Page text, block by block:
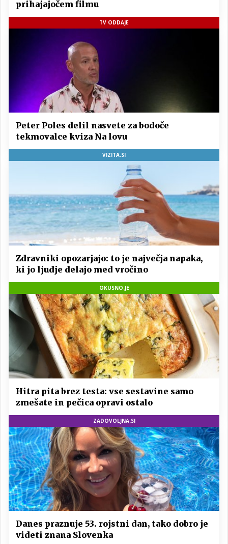
prihajajočem filmu
TV ODDAJE
Peter Poles delil nasvete za bodoče
tekmovalce kviza Na lovu
VIZITA.SI
Zdravniki opozarjajo: to je največja napaka,
ki jo ljudje delajo med vročino
OKUSNO.JE
Hitra pita brez testa: vse sestavine samo
zmešate in pečica opravi ostalo
ZADOVOLJNA.SI
Danes praznuje 53. rojstni dan, tako dobro je
videti znana Slovenka